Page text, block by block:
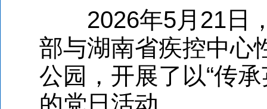
2026年5月21日，
部与湖南省疾控中心
公园，开展了以“传
的党日活动。